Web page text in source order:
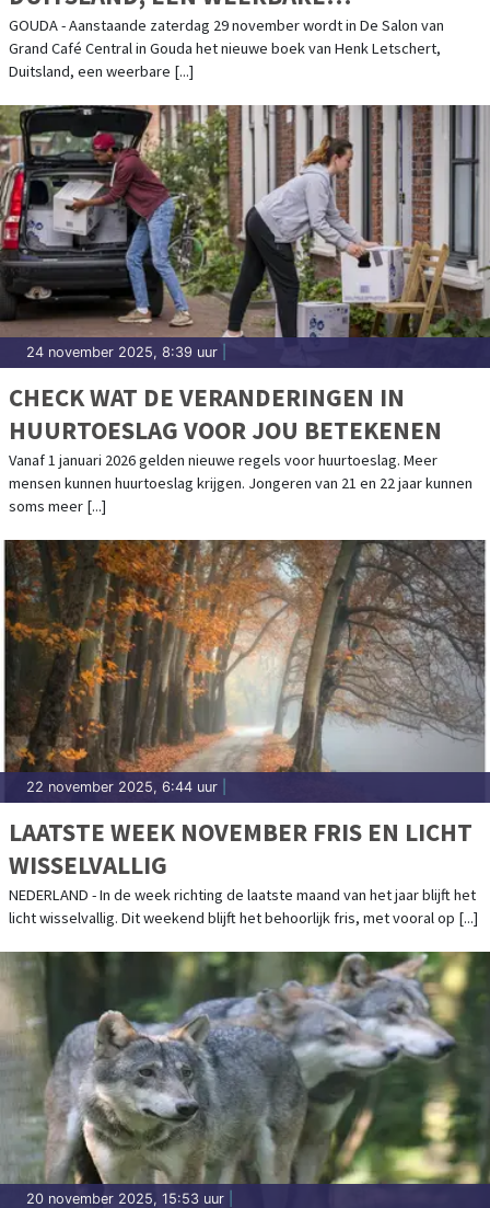
DEMOCRATIE? VAN HENK LETSCHERT IN
GOUDA
GOUDA - Aanstaande zaterdag 29 november wordt in De Salon van
Grand Café Central in Gouda het nieuwe boek van Henk Letschert,
Duitsland, een weerbare [...]
24 november 2025, 8:39 uur
CHECK WAT DE VERANDERINGEN IN
HUURTOESLAG VOOR JOU BETEKENEN
Vanaf 1 januari 2026 gelden nieuwe regels voor huurtoeslag. Meer
mensen kunnen huurtoeslag krijgen. Jongeren van 21 en 22 jaar kunnen
soms meer [...]
22 november 2025, 6:44 uur
LAATSTE WEEK NOVEMBER FRIS EN LICHT
WISSELVALLIG
NEDERLAND - In de week richting de laatste maand van het jaar blijft het
licht wisselvallig. Dit weekend blijft het behoorlijk fris, met vooral op [...]
20 november 2025, 15:53 uur